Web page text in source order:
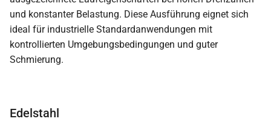
und konstanter Belastung. Diese Ausführung eignet sich
ideal für industrielle Standardanwendungen mit
kontrollierten Umgebungsbedingungen und guter
Schmierung.
Edelstahl